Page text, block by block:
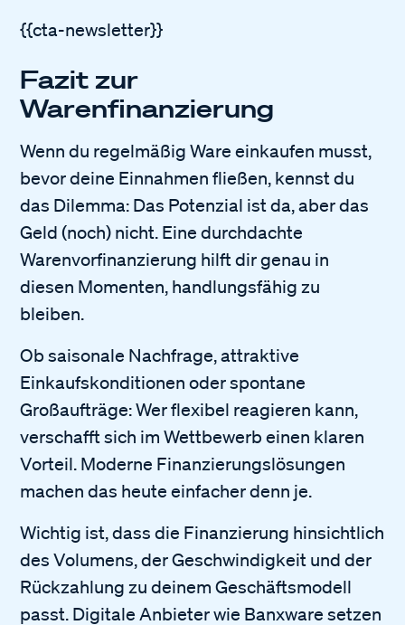
{{cta-newsletter}}
Fazit zur
Warenfinanzierung
Wenn du regelmäßig Ware einkaufen musst,
bevor deine Einnahmen fließen, kennst du
das Dilemma: Das Potenzial ist da, aber das
Geld (noch) nicht. Eine durchdachte
Warenvorfinanzierung hilft dir genau in
diesen Momenten, handlungsfähig zu
bleiben.
Ob saisonale Nachfrage, attraktive
Einkaufskonditionen oder spontane
Großaufträge: Wer flexibel reagieren kann,
verschafft sich im Wettbewerb einen klaren
Vorteil. Moderne Finanzierungslösungen
machen das heute einfacher denn je.
Wichtig ist, dass die Finanzierung hinsichtlich
des Volumens, der Geschwindigkeit und der
Rückzahlung zu deinem Geschäftsmodell
passt. Digitale Anbieter wie Banxware setzen